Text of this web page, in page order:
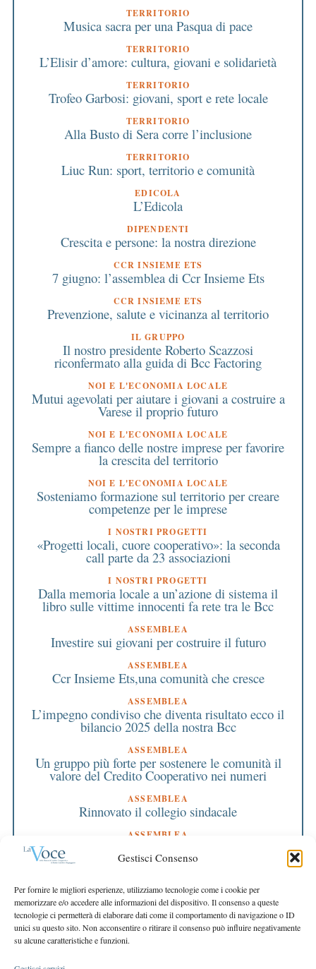
Gestisci Consenso
Per fornire le migliori esperienze, utilizziamo tecnologie come i cookie per
memorizzare e/o accedere alle informazioni del dispositivo. Il consenso a queste
tecnologie ci permetterà di elaborare dati come il comportamento di navigazione o ID
unici su questo sito. Non acconsentire o ritirare il consenso può influire negativamente
su alcune caratteristiche e funzioni.
TERRITORIO
Musica sacra per una Pasqua di pace
TERRITORIO
L’Elisir d’amore: cultura, giovani e solidarietà
TERRITORIO
Trofeo Garbosi: giovani, sport e rete locale
TERRITORIO
Alla Busto di Sera corre l’inclusione
TERRITORIO
Liuc Run: sport, territorio e comunità
EDICOLA
L’Edicola
DIPENDENTI
Crescita e persone: la nostra direzione
CCR INSIEME ETS
7 giugno: l’assemblea di Ccr Insieme Ets
CCR INSIEME ETS
Prevenzione, salute e vicinanza al territorio
IL GRUPPO
Il nostro presidente Roberto Scazzosi
riconfermato alla guida di Bcc Factoring
NOI E L'ECONOMIA LOCALE
Mutui agevolati per aiutare i giovani a costruire a
Varese il proprio futuro
NOI E L'ECONOMIA LOCALE
Sempre a fianco delle nostre imprese per favorire
la crescita del territorio
NOI E L'ECONOMIA LOCALE
Sosteniamo formazione sul territorio per creare
competenze per le imprese
I NOSTRI PROGETTI
«Progetti locali, cuore cooperativo»: la seconda
call parte da 23 associazioni
I NOSTRI PROGETTI
Dalla memoria locale a un’azione di sistema il
libro sulle vittime innocenti fa rete tra le Bcc
ASSEMBLEA
Investire sui giovani per costruire il futuro
ASSEMBLEA
Ccr Insieme Ets,una comunità che cresce
ASSEMBLEA
L’impegno condiviso che diventa risultato ecco il
bilancio 2025 della nostra Bcc
ASSEMBLEA
Un gruppo più forte per sostenere le comunità il
valore del Credito Cooperativo nei numeri
ASSEMBLEA
Rinnovato il collegio sindacale
ASSEMBLEA
Bilancio approvato all’unanimità e 2 milioni
destinati al territorio
EDITORIALE DIRETTORE
Crescere restando riconoscibili
EDITORIALE PRESIDENTE
Costruire futuro insieme